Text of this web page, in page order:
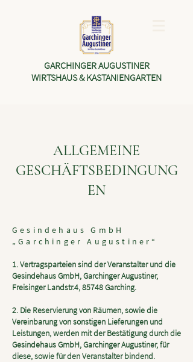
GARCHINGER AUGUSTINER
WIRTSHAUS & KASTANIENGARTEN
ALLGEMEINE
GESCHÄFTSBEDINGUNG
EN
Gesindehaus GmbH
„Garchinger Augustiner“
1. Vertragsparteien sind der Veranstalter und die
Gesindehaus GmbH, Garchinger Augustiner,
Freisinger Landstr.4, 85748 Garching.
2. Die Reservierung von Räumen, sowie die
Vereinbarung von sonstigen Lieferungen und
Leistungen, werden mit der Bestätigung durch die
Gesindehaus GmbH, Garchinger Augustiner, für
diese, sowie für den Veranstalter bindend.